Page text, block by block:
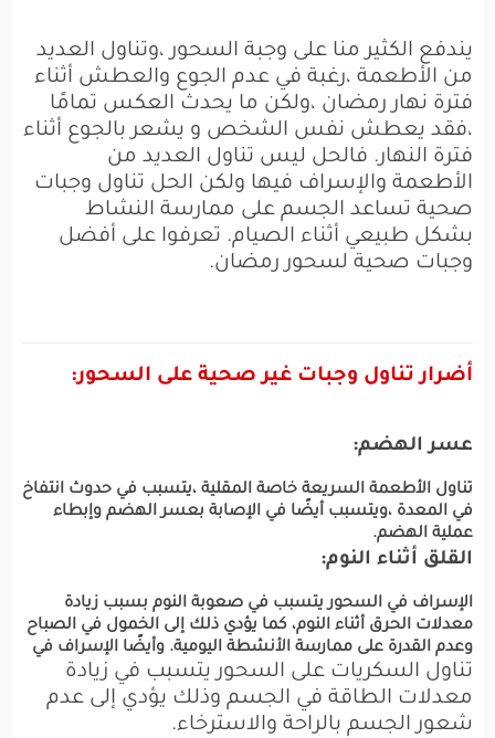
يندفع الكثير منا على وجبة السحور ،وتناول العديد
من الأطعمة ،رغبة في عدم الجوع والعطش أثناء
فترة نهار رمضان ،ولكن ما يحدث العكس تمامًا
،فقد يعطش نفس الشخص و يشعر بالجوع أثناء
فترة النهار. فالحل ليس تناول العديد من
الأطعمة والإسراف فيها ولكن الحل تناول وجبات
صحية تساعد الجسم على ممارسة النشاط
بشكل طبيعي أثناء الصيام. تعرفوا على أفضل
وجبات صحية لسحور رمضان.
أضرار تناول وجبات غير صحية على السحور:
عسر الهضم:
تناول الأطعمة السريعة خاصة المقلية ،يتسبب في حدوث انتفاخ
في المعدة ،ويتسبب أيضًا في الإصابة بعسر الهضم وإبطاء
عملية الهضم.
القلق أثناء النوم:
الإسراف في السحور يتسبب في صعوبة النوم بسبب زيادة
معدلات الحرق أثناء النوم، كما يؤدي ذلك إلى الخمول في الصباح
وعدم القدرة على ممارسة الأنشطة اليومية. وأيضًا الإسراف في
تناول السكريات على السحور يتسبب في زيادة
معدلات الطاقة في الجسم وذلك يؤدي إلى عدم
شعور الجسم بالراحة والاسترخاء.